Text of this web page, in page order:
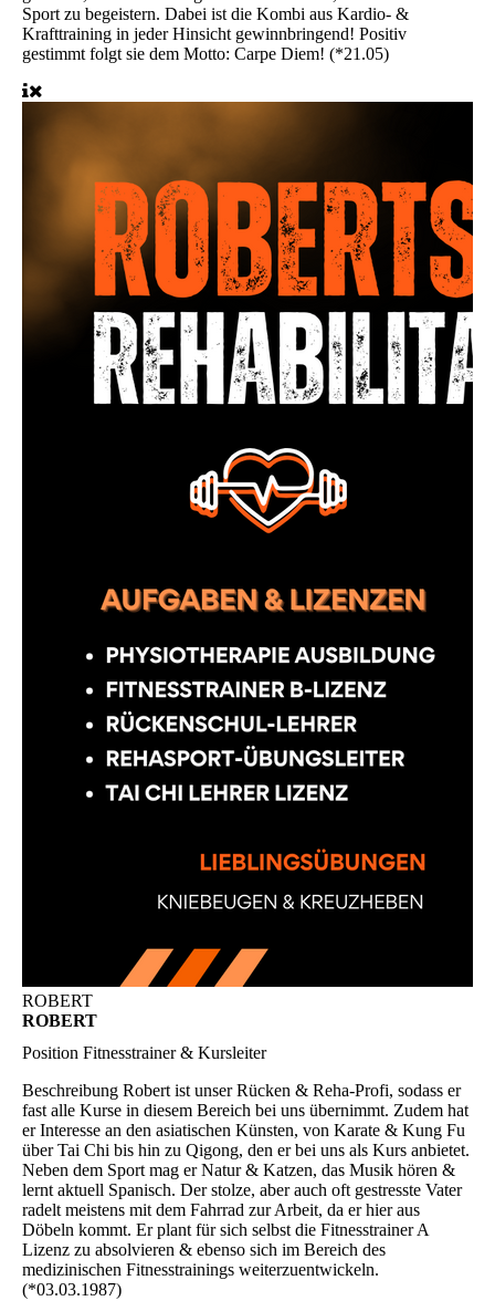
Sport zu begeistern. Dabei ist die Kombi aus Kardio- &
Krafttraining in jeder Hinsicht gewinnbringend! Positiv
gestimmt folgt sie dem Motto: Carpe Diem! (*21.05)
ROBERT
ROBERT
Position Fitnesstrainer & Kursleiter
Beschreibung Robert ist unser Rücken & Reha-Profi, sodass er
fast alle Kurse in diesem Bereich bei uns übernimmt. Zudem hat
er Interesse an den asiatischen Künsten, von Karate & Kung Fu
über Tai Chi bis hin zu Qigong, den er bei uns als Kurs anbietet.
Neben dem Sport mag er Natur & Katzen, das Musik hören &
lernt aktuell Spanisch. Der stolze, aber auch oft gestresste Vater
radelt meistens mit dem Fahrrad zur Arbeit, da er hier aus
Döbeln kommt. Er plant für sich selbst die Fitnesstrainer A
Lizenz zu absolvieren & ebenso sich im Bereich des
medizinischen Fitnesstrainings weiterzuentwickeln.
(*03.03.1987)